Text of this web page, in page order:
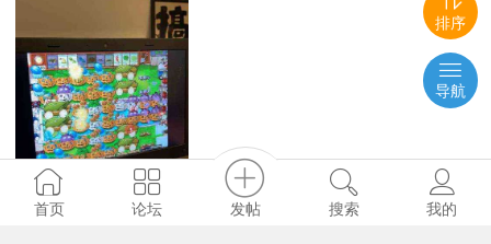
首页 论坛 发帖 搜索 我的
排序
导航